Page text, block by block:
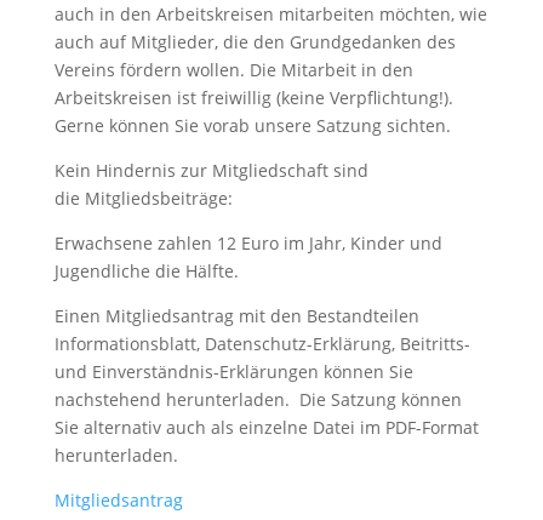
auch in den Arbeitskreisen mitarbeiten möchten, wie
auch auf Mitglieder, die den Grundgedanken des
Vereins fördern wollen. Die Mitarbeit in den
Arbeitskreisen ist freiwillig (keine Verpflichtung!).
Gerne können Sie vorab unsere Satzung sichten.
Kein Hindernis zur Mitgliedschaft sind
die Mitgliedsbeiträge:
Erwachsene zahlen 12 Euro im Jahr, Kinder und
Jugendliche die Hälfte.
Einen Mitgliedsantrag mit den Bestandteilen
Informationsblatt, Datenschutz-Erklärung, Beitritts-
und Einverständnis-Erklärungen können Sie
nachstehend herunterladen. Die Satzung können
Sie alternativ auch als einzelne Datei im PDF-Format
herunterladen.
Mitgliedsantrag